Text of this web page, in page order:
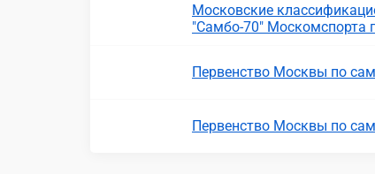
Московские
"Самбо-70" Москомспорта
Первенство Москвы по
Первенство Москвы по